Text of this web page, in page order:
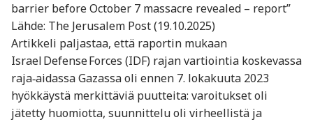
barrier before October 7 massacre revealed – report”
Lähde: The Jerusalem Post (19.10.2025)
Artikkeli paljastaa, että raportin mukaan
Israel Defense Forces (IDF) rajan vartiointia koskevassa
raja‐aidassa Gazassa oli ennen 7. lokakuuta 2023
hyökkäystä merkittäviä puutteita: varoitukset oli
jätetty huomiotta, suunnittelu oli virheellistä ja